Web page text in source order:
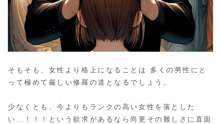
そもそも、女性より格上になることは 多くの男性にと
って極めて厳しい修羅の道となるでしょう。
少なくとも、今よりもランクの高い女性を落とした
い…！！！という欲求があるなら尚更その難しさに直面